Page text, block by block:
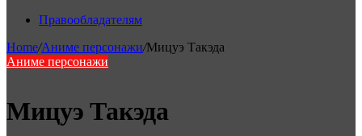
Правообладателям
Home/Аниме персонажи/Мицуэ Такэда
Аниме персонажи
Мицуэ Такэда